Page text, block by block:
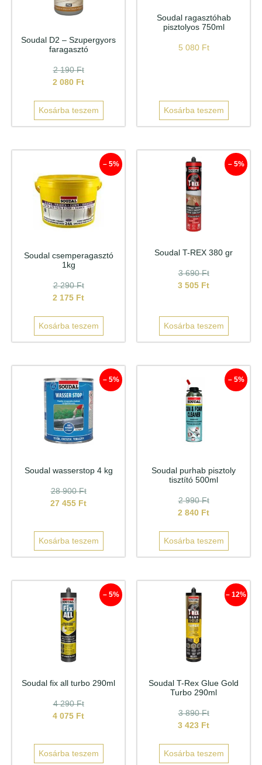
Soudal D2 – Szupergyors
faragasztó
2 190Ft
2 080 Ft
Kosárba teszem
Soudal ragasztóhab
pisztolyos 750ml
5 080 Ft
Kosárba teszem
– 5%
Soudal csemperagasztó
1kg
2 290Ft
2 175 Ft
Kosárba teszem
– 5%
Soudal T-REX 380 gr
3 690Ft
3 505 Ft
Kosárba teszem
– 5%
Soudal wasserstop 4 kg
28 900Ft
27 455 Ft
Kosárba teszem
– 5%
Soudal purhab pisztoly
tisztító 500ml
2 990Ft
2 840 Ft
Kosárba teszem
– 5%
Soudal fix all turbo 290ml
4 290Ft
4 075 Ft
Kosárba teszem
– 12%
Soudal T-Rex Glue Gold
Turbo 290ml
3 890Ft
3 423 Ft
Kosárba teszem